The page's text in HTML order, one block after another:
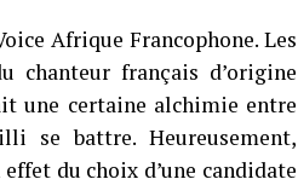
Afrique Francophone. Les
chanteur français d’origine
une certaine alchimie entre
se battre. Heureusement,
du choix d’une candidate